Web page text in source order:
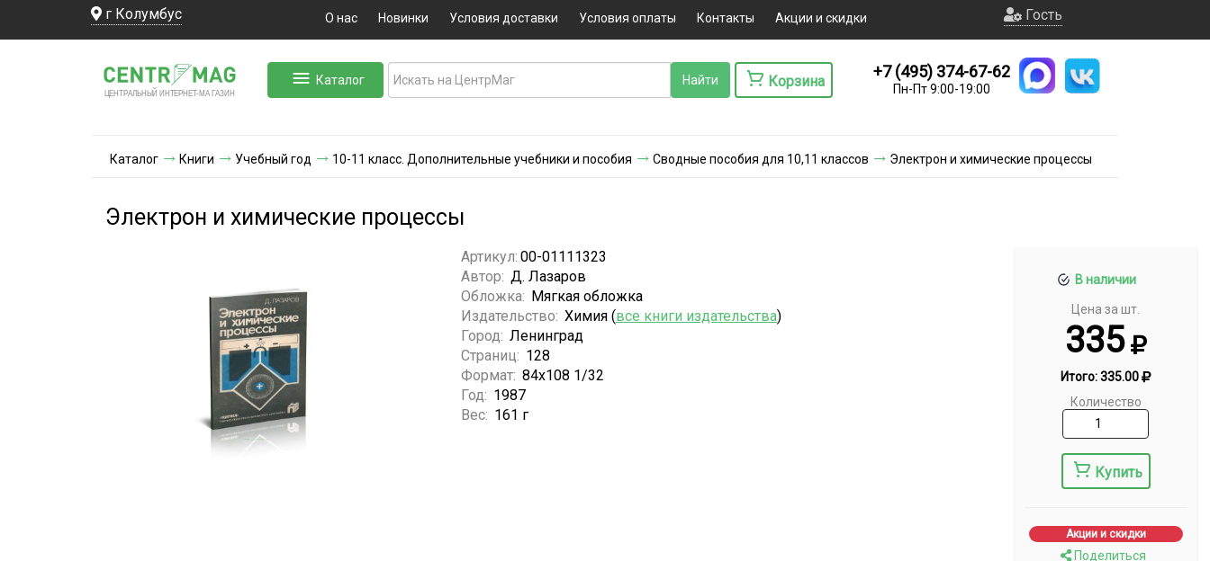
г Колумбус О нас Новинки Условия доставки Условия оплаты Контакты Акции и скидки Гость
ЦЕНТРАЛЬНЫЙ ИНТЕРНЕТ-МА ГАЗИН
Каталог Корзина
+7 (495) 374-67-62
Пн-Пт 9:00-19:00
Каталог Книги Учебный год 10-11 класс. Дополнительные учебники и пособия Сводные пособия для 10,11 классов Электрон и химические процессы
Электрон и химические процессы
В наличии
Цена за шт.
335
Итого:335.00
Количество
Купить
Акции и скидки
Поделиться
Артикул: 00-01111323
Автор: Д. Лазаров
Обложка: Мягкая обложка
Издательство: Химия (все книги издательства)
Город: Ленинград
Страниц: 128
Формат: 84х108 1/32
Год: 1987
Вес: 161 г